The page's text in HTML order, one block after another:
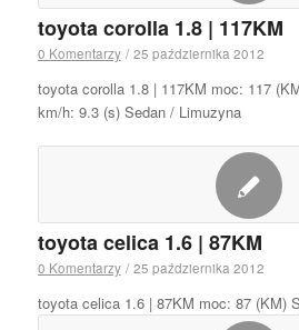
toyota corolla 1.8 | 117KM
0 Komentarzy / 25 października 2012
toyota corolla 1.8 | 117KM moc: 117
km/h: 9.3 (s) Sedan / Limuzyna
toyota celica 1.6 | 87KM
0 Komentarzy / 25 października 2012
toyota celica 1.6 | 87KM moc: 87 (KM)